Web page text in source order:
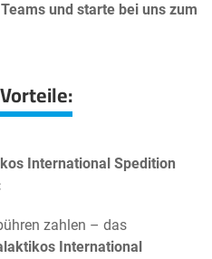
und starte bei uns zum
International Spedition
zahlen – das
International